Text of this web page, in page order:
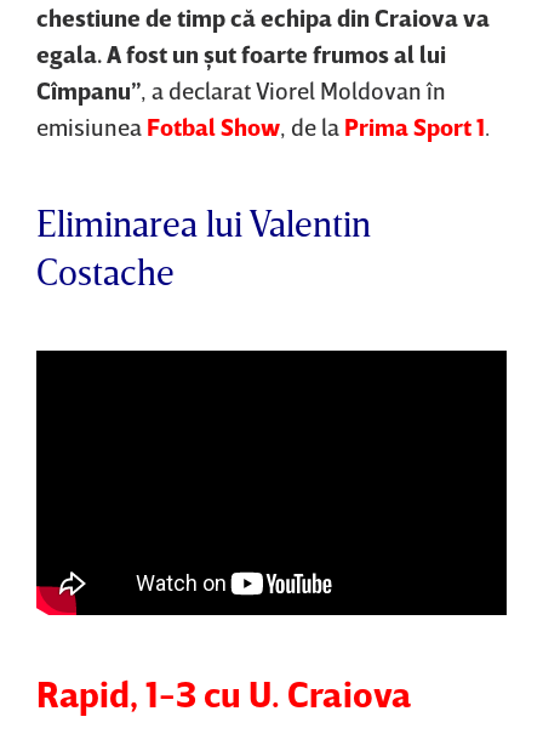
chestiune de timp că echipa din Craiova va
egala. A fost un şut foarte frumos al lui
Cîmpanu”, a declarat Viorel Moldovan în
emisiunea Fotbal Show, de la Prima Sport 1.
Eliminarea lui Valentin
Costache
Rapid, 1-3 cu U. Craiova